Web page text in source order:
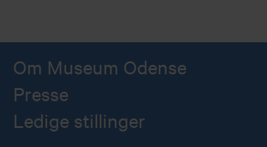
Om Museum Odense
Presse
Ledige stillinger